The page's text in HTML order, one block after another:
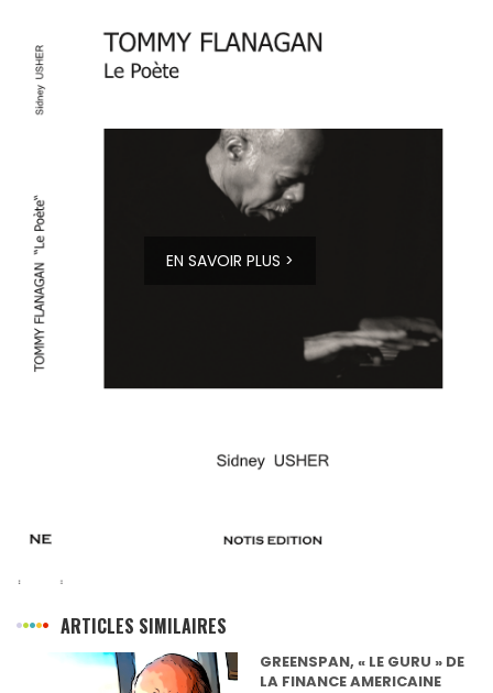
EN SAVOIR PLUS >
ARTICLES SIMILAIRES
GREENSPAN, « LE GURU » DE
LA FINANCE AMERICAINE